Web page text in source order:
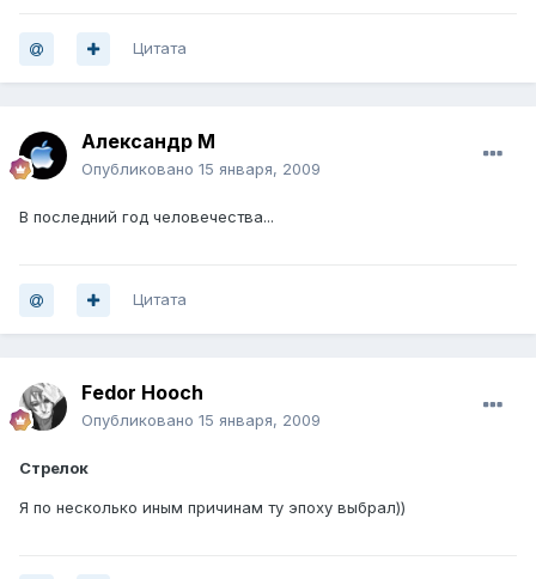
Цитата
Александр М
Опубликовано 15 января, 2009
В последний год человечества...
Цитата
Fedor Hooch
Опубликовано 15 января, 2009
Стрелок
Я по несколько иным причинам ту эпоху выбрал))